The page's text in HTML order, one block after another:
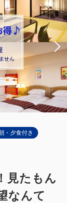
・夕食付き
見たもん
なんて